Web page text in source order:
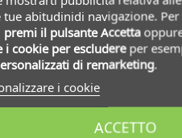
tue abitudinidi navigazione.
premi il pulsante Accetta
i cookie per escludereper
di remarketing.
i cookie
ACCETTO